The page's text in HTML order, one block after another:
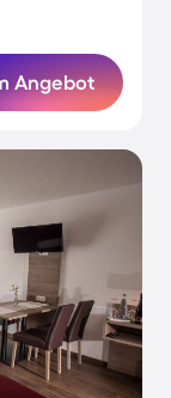
Angebot